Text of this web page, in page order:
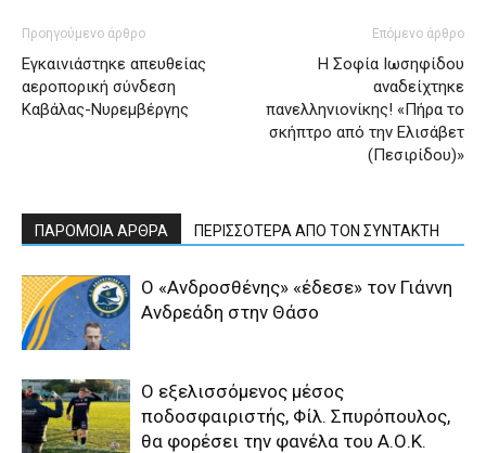
Προηγούμενο άρθρο
Εγκαινιάστηκε απευθείας
αεροπορική σύνδεση
Καβάλας-Νυρεμβέργης
Επόμενο άρθρο
Η Σοφία Ιωσηφίδου
αναδείχτηκε
πανελληνιονίκης! «Πήρα το
σκήπτρο από την Ελισάβετ
(Πεσιρίδου)»
ΠΑΡΟΜΟΙΑ ΑΡΘΡΑ ΠΕΡΙΣΣΟΤΕΡΑ ΑΠΟ ΤΟΝ ΣΥΝΤΑΚΤΗ
Ο «Ανδροσθένης» «έδεσε» τον Γιάννη
Ανδρεάδη στην Θάσο
Ο εξελισσόμενος μέσος
ποδοσφαιριστής, Φίλ. Σπυρόπουλος,
θα φορέσει την φανέλα του Α.Ο.Κ.